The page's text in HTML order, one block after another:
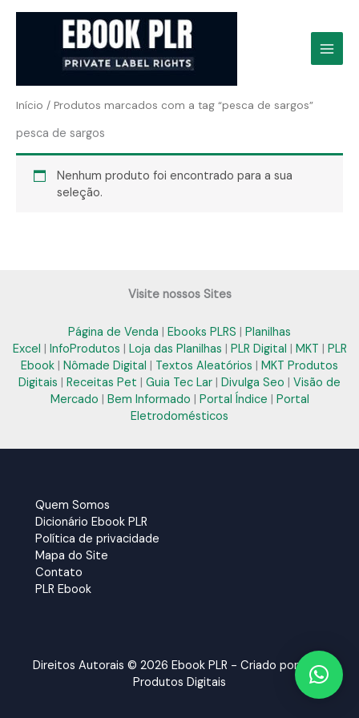
Início / Produtos marcados com a tag “pesca de sargos”
pesca de sargos
Nenhum produto foi encontrado para a sua
seleção.
Visite nossos Sites
Página de Venda | Ebooks PLRS | Planilhas
Excel | InfoProdutos | Loja das Planilhas | PLR Digital | MKT | PLR
Ebook | Nômade Digital | Textos Aleatórios | MKT Produtos
Digitais | Receitas Pet | Guia Tec Lar | Divulga Seo | Visão de
Mercado | Bem Informado | Portal Índice | Portal
Eletrodomésticos
Quem Somos
Dicionário Ebook PLR
Política de privacidade
Mapa do Site
Contato
PLR Ebook
Direitos Autorais © 2026 Ebook PLR - Criado por:
MKT
Produtos Digitais